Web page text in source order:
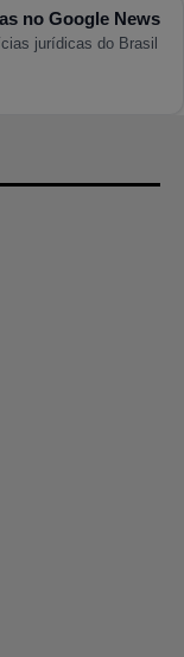
no Google News
jurídicas do Brasil